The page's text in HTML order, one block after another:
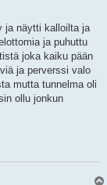
ja näytti kalloilta ja
ja puhuttu
joka kaiku pään
ja perverssi valo
mutta tunnelma oli
ollu jonkun